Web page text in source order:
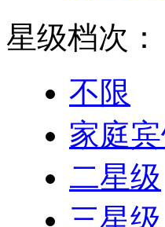
星级档次：
不限
家庭
二星级
三星级